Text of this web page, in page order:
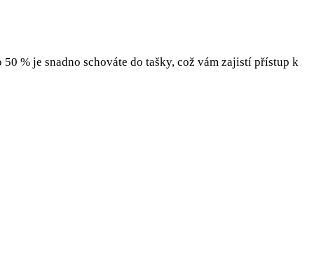
% je snadno schováte do tašky, což vám zajistí přístup k